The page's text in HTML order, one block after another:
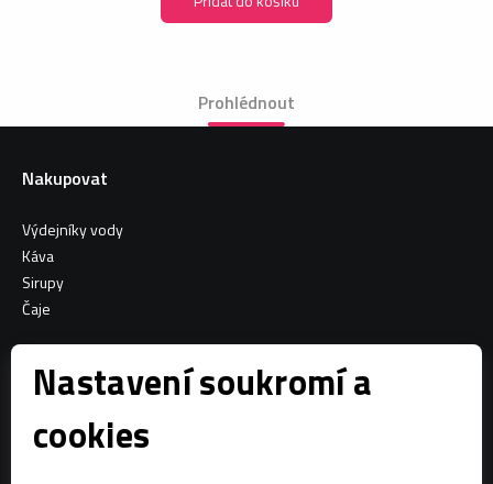
Nastavení soukromí a
cookies
Prohlédnout
Nakupovat
Výdejníky vody
Káva
Sirupy
Čaje